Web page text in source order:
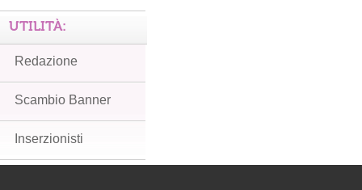
UTILITÀ:
Redazione
Scambio Banner
Inserzionisti